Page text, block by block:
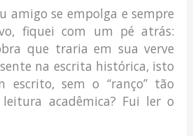
amigo se empolga e sempre
fiquei com um pé atrás:
que traria em sua verve
na escrita histórica, isto
sem o “ranço” tão
acadêmica? Fui ler o